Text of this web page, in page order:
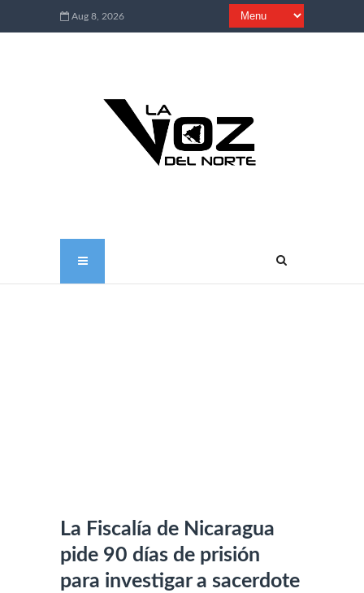
Aug 8, 2026
La Fiscalía de Nicaragua
pide 90 días de prisión
para investigar a sacerdote